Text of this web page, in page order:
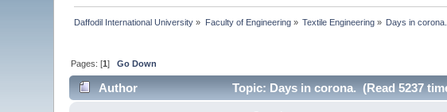
Daffodil International University » Faculty of Engineering» Textile Engineering » Days in corona.
Pages: [1]Go Down
Author Topic: Days in corona. (Read 5237